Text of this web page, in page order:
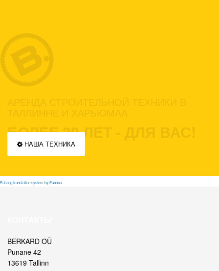
БОЛЕЕ 30 ЛЕТ - ДЛЯ ВАС!
НАША ТЕХНИКА
FaLang translation system by Faboba
BERKARD OÜ
Punane 42
13619 Tallinn